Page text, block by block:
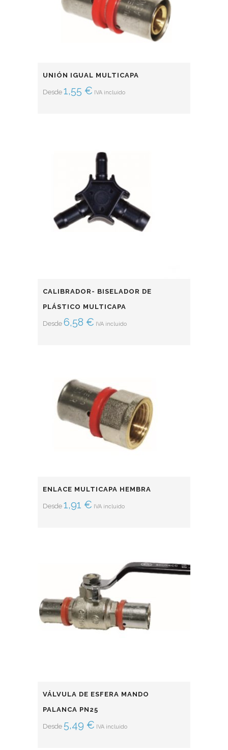
UNIÓN IGUAL MULTICAPA
Desde 1,55 € IVA incluido
CALIBRADOR- BISELADOR DE
PLÁSTICO MULTICAPA
Desde 6,58 € IVA incluido
ENLACE MULTICAPA HEMBRA
Desde 1,91 € IVA incluido
VÁLVULA DE ESFERA MANDO
PALANCA PN25
Desde 5,49 € IVA incluido